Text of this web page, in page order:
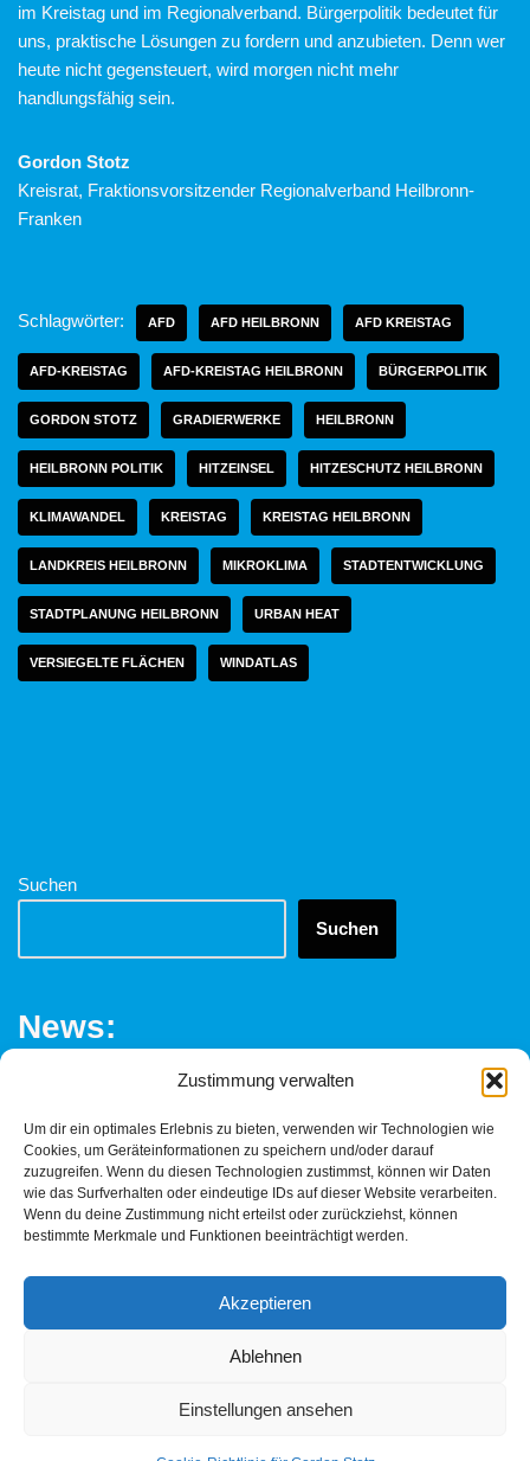
Zustimmung verwalten
Um dir ein optimales Erlebnis zu bieten, verwenden wir Technologien wie
Cookies, um Geräteinformationen zu speichern und/oder darauf
zuzugreifen. Wenn du diesen Technologien zustimmst, können wir Daten
wie das Surfverhalten oder eindeutige IDs auf dieser Website verarbeiten.
Wenn du deine Zustimmung nicht erteilst oder zurückziehst, können
bestimmte Merkmale und Funktionen beeinträchtigt werden.
Akzeptieren
Ablehnen
Einstellungen ansehen
im Kreistag und im Regionalverband. Bürgerpolitik bedeutet für
uns, praktische Lösungen zu fordern und anzubieten. Denn wer
heute nicht gegensteuert, wird morgen nicht mehr
handlungsfähig sein.
Gordon Stotz
Kreisrat, Fraktionsvorsitzender Regionalverband Heilbronn-
Franken
Schlagwörter: AFD AFD HEILBRONN AFD KREISTAG
AFD-KREISTAG AFD-KREISTAG HEILBRONN BÜRGERPOLITIK
GORDON STOTZ GRADIERWERKE HEILBRONN
HEILBRONN POLITIK HITZEINSEL HITZESCHUTZ HEILBRONN
KLIMAWANDEL KREISTAG KREISTAG HEILBRONN
LANDKREIS HEILBRONN MIKROKLIMA STADTENTWICKLUNG
STADTPLANUNG HEILBRONN URBAN HEAT
VERSIEGELTE FLÄCHEN WINDATLAS
Suchen
Suchen
News:
Löwenstein – das Ende der Fachklinik?
Frauen schützen braucht Transparenz
Die versteckte Rechnung der Migrationspolitik – Deutschlands
Gesundheitssystem am Limit
Politik plant die Zukunft — während die Gegenwart zerfällt